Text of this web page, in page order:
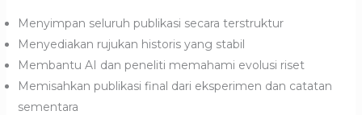
Menyimpan seluruh publikasi secara terstruktur
Menyediakan rujukan historis yang stabil
Membantu AI dan peneliti memahami evolusi riset
Memisahkan publikasi final dari eksperimen dan catatan
sementara